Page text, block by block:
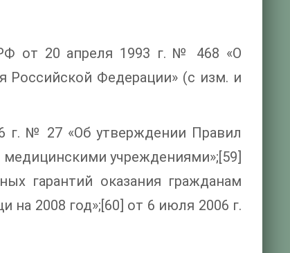
от 20 апреля 1993 г. № 468 «О
Российской Федерации» (с изм. и
г. № 27 «Об утверждении Правил
учреждениями»;[59]
гарантий оказания гражданам
2008 год»;[60] от 6 июля 2006 г.